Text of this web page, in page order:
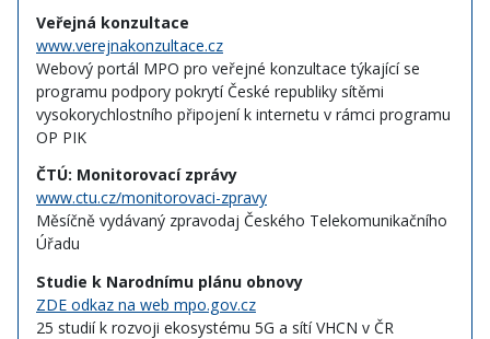
Veřejná konzultace
www.verejnakonzultace.cz
Webový portál MPO pro veřejné konzultace týkající se
programu podpory pokrytí České republiky sítěmi
vysokorychlostního připojení k internetu v rámci programu
OP PIK
ČTÚ: Monitorovací zprávy
www.ctu.cz/monitorovaci-zpravy
Měsíčně vydávaný zpravodaj Českého Telekomunikačního
Úřadu
Studie k Narodnímu plánu obnovy
ZDE odkaz na web mpo.gov.cz
25 studií k rozvoji ekosystému 5G a sítí VHCN v ČR